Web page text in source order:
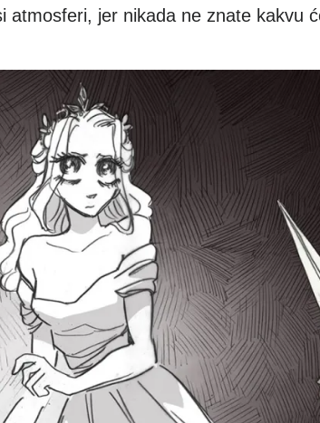
atmosferi, jer nikada ne znate kakvu